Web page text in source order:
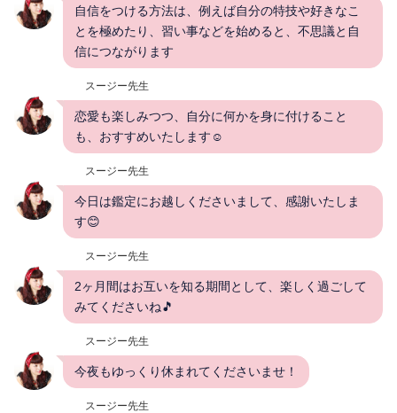
自信をつける方法は、例えば自分の特技や好きなこ
とを極めたり、習い事などを始めると、不思議と自
信につながります
スージー先生
恋愛も楽しみつつ、自分に何かを身に付けること
も、おすすめいたします☺
スージー先生
今日は鑑定にお越しくださいまして、感謝いたしま
す😊
スージー先生
2ヶ月間はお互いを知る期間として、楽しく過ごして
みてくださいね🎵
スージー先生
今夜もゆっくり休まれてくださいませ！
スージー先生